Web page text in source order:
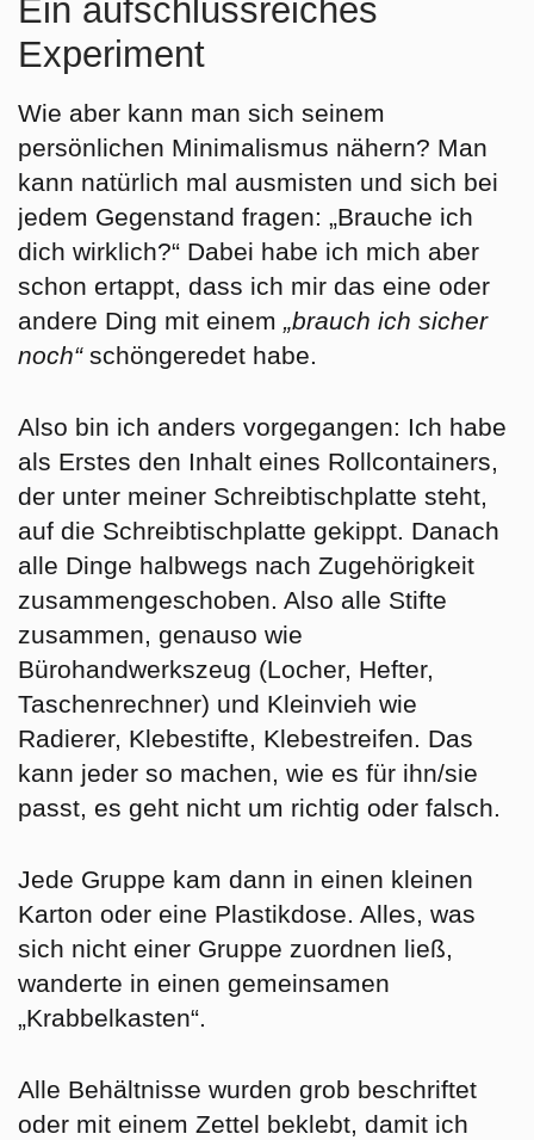
Ein aufschlussreiches
Experiment
Wie aber kann man sich seinem
persönlichen Minimalismus nähern? Man
kann natürlich mal ausmisten und sich bei
jedem Gegenstand fragen: „Brauche ich
dich wirklich?“ Dabei habe ich mich aber
schon ertappt, dass ich mir das eine oder
andere Ding mit einem „brauch ich sicher
noch“schöngeredet habe.
Also bin ich anders vorgegangen: Ich habe
als Erstes den Inhalt eines Rollcontainers,
der unter meiner Schreibtischplatte steht,
auf die Schreibtischplatte gekippt. Danach
alle Dinge halbwegs nach Zugehörigkeit
zusammengeschoben. Also alle Stifte
zusammen, genauso wie
Bürohandwerkszeug (Locher, Hefter,
Taschenrechner) und Kleinvieh wie
Radierer, Klebestifte, Klebestreifen. Das
kann jeder so machen, wie es für ihn/sie
passt, es geht nicht um richtig oder falsch.
Jede Gruppe kam dann in einen kleinen
Karton oder eine Plastikdose. Alles, was
sich nicht einer Gruppe zuordnen ließ,
wanderte in einen gemeinsamen
„Krabbelkasten“.
Alle Behältnisse wurden grob beschriftet
oder mit einem Zettel beklebt, damit ich